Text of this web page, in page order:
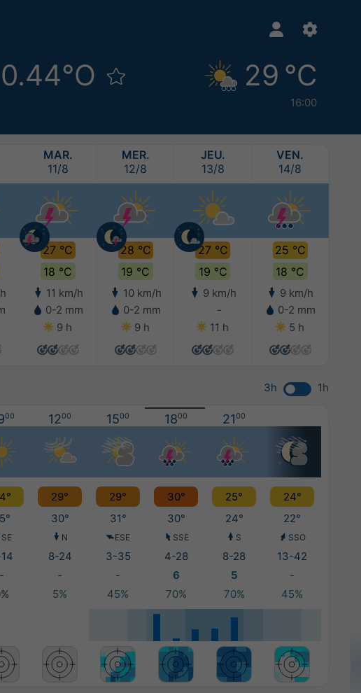
29 °C
16:00
MAR.
11/8
27 °C
18 °C
11 km/h
0-2 mm
9 h
MER.
12/8
28 °C
19 °C
10 km/h
0-2 mm
9 h
JEU.
13/8
27 °C
19 °C
9 km/h
-
11 h
VEN.
14/8
25 °C
18 °C
9 km/h
0-2 mm
5 h
3h 1h
00 1200 1500 1800 2100
29° 29° 30° 25°
24°
30° 31° 30° 24° 22°
SE N ESE SSE S SSO
8-24 3-35 4-28 8-28
13-42
- - - 6 5
-
5% 45% 70% 70% 45%